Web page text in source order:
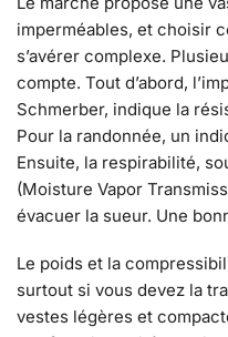
imperméables, et choisir
s’avérer complexe.
compte. Tout d’abord,
Schmerber, indique la
Pour la randonnée, un
Ensuite, la respirabilité,
(Moisture Vapor
évacuer la sueur. Une
Le poids et la
surtout si vous devez la
vestes légères et